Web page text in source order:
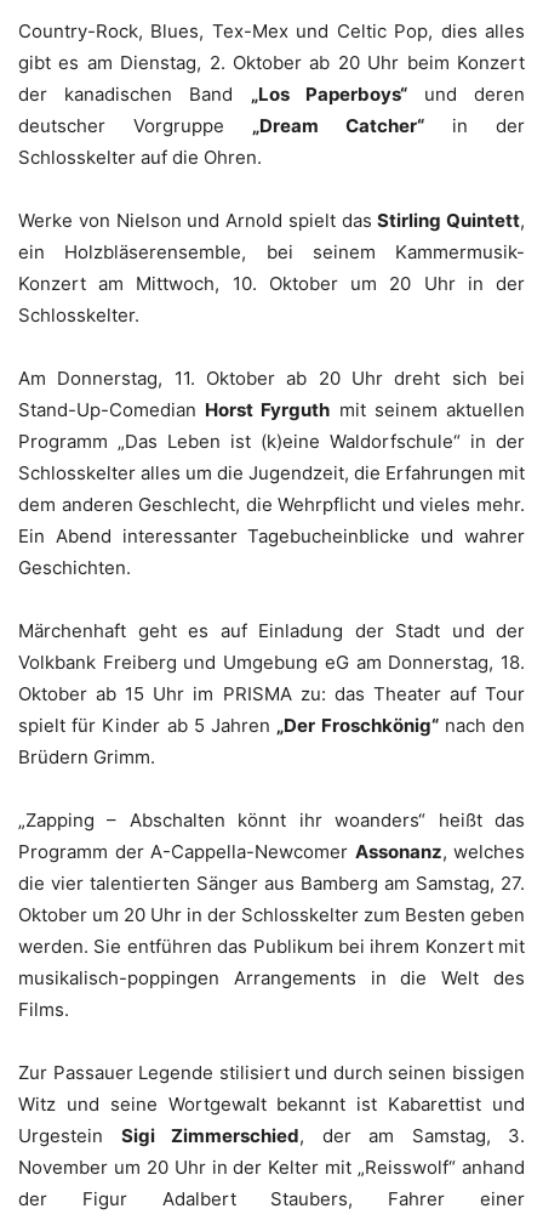
Country-Rock, Blues, Tex-Mex und Celtic Pop, dies alles
gibt es am Dienstag, 2. Oktober ab 20 Uhr beim Konzert
der kanadischen Band „Los Paperboys“und deren
deutscher Vorgruppe „Dream Catcher“ in der
Schlosskelter auf die Ohren.
Werke von Nielson und Arnold spielt dasStirling Quintett,
ein Holzbläserensemble, bei seinem Kammermusik-
Konzert am Mittwoch, 10. Oktober um 20 Uhr in der
Schlosskelter.
Am Donnerstag, 11. Oktober ab 20 Uhr dreht sich bei
Stand-Up-Comedian Horst Fyrguth mit seinem aktuellen
Programm „Das Leben ist (k)eine Waldorfschule“ in der
Schlosskelter alles um die Jugendzeit, die Erfahrungen mit
dem anderen Geschlecht, die Wehrpflicht und vieles mehr.
Ein Abend interessanter Tagebucheinblicke und wahrer
Geschichten.
Märchenhaft geht es auf Einladung der Stadt und der
Volkbank Freiberg und Umgebung eG am Donnerstag, 18.
Oktober ab 15 Uhr im PRISMA zu: das Theater auf Tour
spielt für Kinder ab 5 Jahren „Der Froschkönig“nach den
Brüdern Grimm.
„Zapping – Abschalten könnt ihr woanders“ heißt das
Programm der A-Cappella-Newcomer Assonanz, welches
die vier talentierten Sänger aus Bamberg am Samstag, 27.
Oktober um 20 Uhr in der Schlosskelter zum Besten geben
werden. Sie entführen das Publikum bei ihrem Konzert mit
musikalisch-poppingen Arrangements in die Welt des
Films.
Zur Passauer Legende stilisiert und durch seinen bissigen
Witz und seine Wortgewalt bekannt ist Kabarettist und
Urgestein Sigi Zimmerschied, der am Samstag, 3.
November um 20 Uhr in der Kelter mit „Reisswolf“ anhand
der Figur Adalbert Staubers, Fahrer einer